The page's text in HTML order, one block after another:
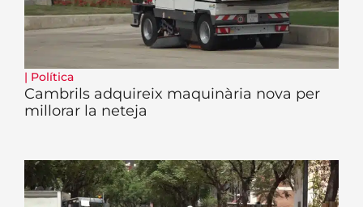
| Política
Cambrils adquireix maquinària nova per
millorar la neteja